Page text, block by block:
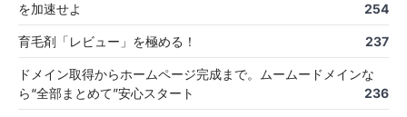
を加速せよ
254
育毛剤「レビュー」を極める！ 237
ドメイン取得からホームページ完成まで。ムームードメインな
ら“全部まとめて”安心スタート
236